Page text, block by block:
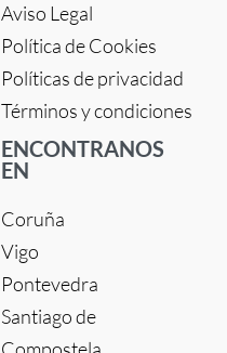
Aviso Legal
Política de Cookies
Políticas de privacidad
Términos y condiciones
ENCONTRANOS
EN
Coruña
Vigo
Pontevedra
Santiago de